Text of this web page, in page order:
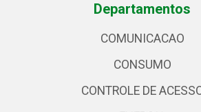
Departamentos
COMUNICACAO
CONSUMO
CONTROLE DE